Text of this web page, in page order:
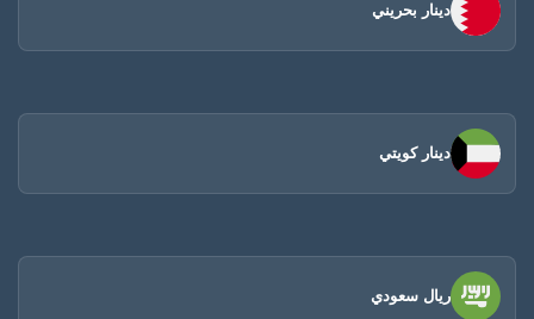
دينار بحريني
دينار كويتي
ريال سعودي